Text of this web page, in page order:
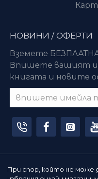
НОВИНИ / ОФЕРТИ
Вземете
Впишете вашият
книгата и новите
При спор, който не може